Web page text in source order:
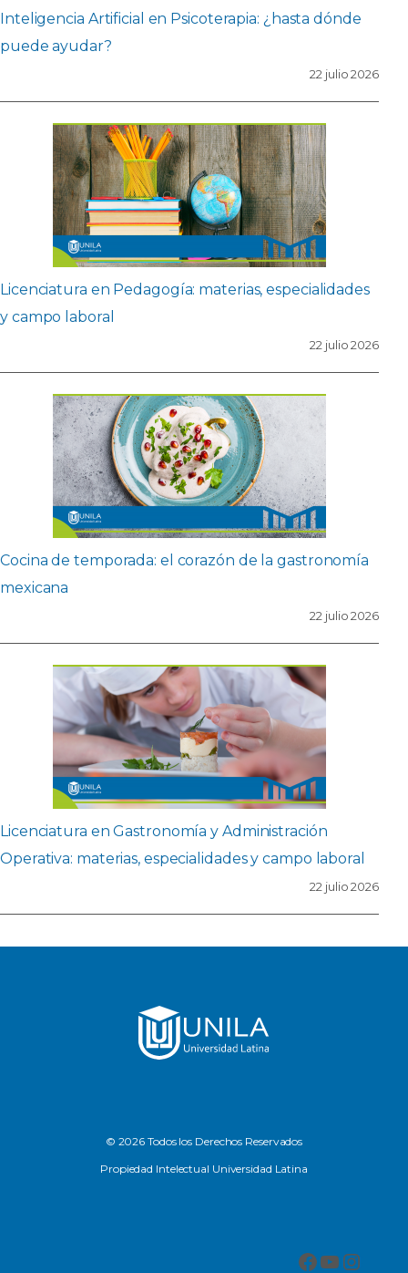
Inteligencia Artificial en Psicoterapia: ¿hasta dónde
puede ayudar?
22 julio 2026
Licenciatura en Pedagogía: materias, especialidades
y campo laboral
22 julio 2026
Cocina de temporada: el corazón de la gastronomía
mexicana
22 julio 2026
Licenciatura en Gastronomía y Administración
Operativa: materias, especialidades y campo laboral
22 julio 2026
© 2026 Todos los Derechos Reservados
Propiedad Intelectual Universidad Latina
Facebook